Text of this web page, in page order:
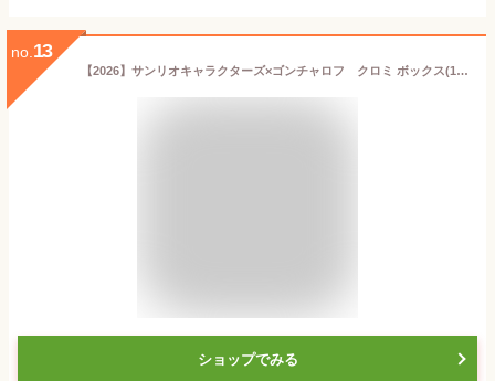
no. 13
【2026】サンリオキャラクターズ×ゴンチャロフ クロミ ボックス(12個入) バレンタイン チョコ プレゼント ギフト お菓子 手提げ袋付き
ショップでみる